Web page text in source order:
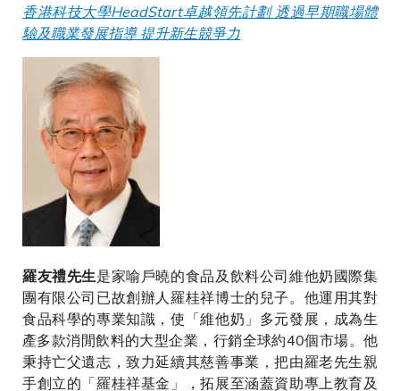
香港科技大學HeadStart卓越領先計劃 透過早期職場體
驗及職業發展指導 提升新生競爭力
羅友禮先生是家喻戶曉的食品及飲料公司維他奶國際集
團有限公司已故創辦人羅桂祥博士的兒子。他運用其對
食品科學的專業知識，使「維他奶」多元發展，成為生
產多款消閒飲料的大型企業，行銷全球約40個市場。他
秉持亡父遺志，致力延續其慈善事業，把由羅老先生親
手創立的「羅桂祥基金」，拓展至涵蓋資助專上教育及